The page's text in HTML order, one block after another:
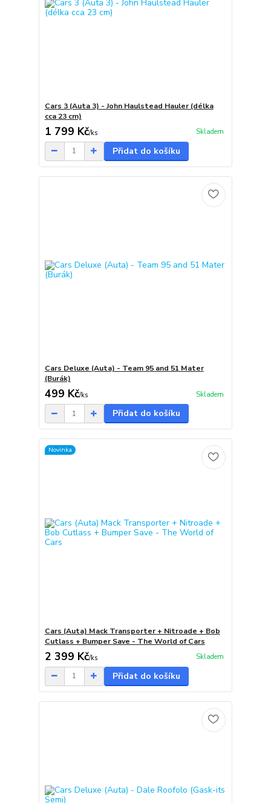
Cars 3 (Auta 3) - John Haulstead Hauler (délka
cca 23 cm)
1 799 Kč/ks Skladem
Přidat do košíku
Cars Deluxe (Auta) - Team 95 and 51 Mater
(Burák)
499 Kč/ks Skladem
Přidat do košíku
Novinka
Cars (Auta) Mack Transporter + Nitroade + Bob
Cutlass + Bumper Save - The World of Cars
2 399 Kč/ks Skladem
Přidat do košíku